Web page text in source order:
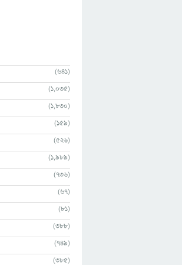
(641)
(1,035)
(1,830)
(159)
(526)
(1,989)
(736)
(67)
(81)
(388)
(749)
(385)